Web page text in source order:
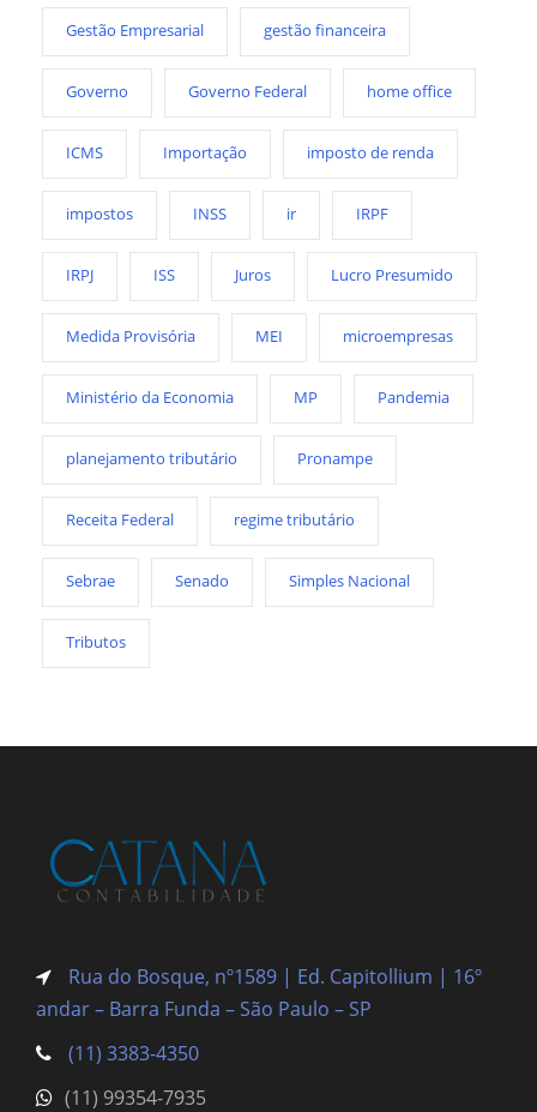
Gestão Empresarial gestão financeira
Governo Governo Federal home office
ICMS Importação imposto de renda
impostos INSS ir IRPF
IRPJ ISS Juros Lucro Presumido
Medida Provisória MEI microempresas
Ministério da Economia MP Pandemia
planejamento tributário Pronampe
Receita Federal regime tributário
Sebrae Senado Simples Nacional
Tributos
Rua do Bosque, nº1589 | Ed. Capitollium | 16º
andar – Barra Funda – São Paulo – SP
(11) 3383-4350
(11) 99354-7935